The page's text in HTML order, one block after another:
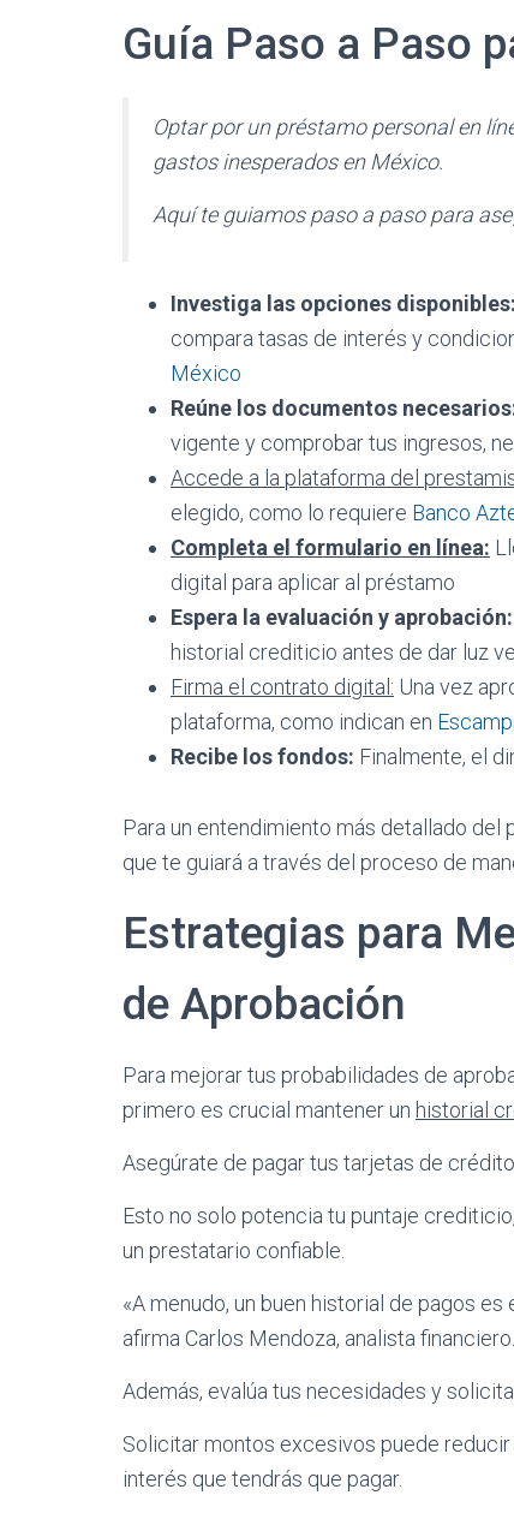
Guía Paso a Paso
Optar por un préstamo personal en
gastos inesperados en México.
Aquí te guiamos paso a paso para
Investiga las opciones disponibles:
compara tasas de interés y
México
Reúne los documentos
vigente y comprobar tus ingresos,
Accede a la plataforma del
elegido, como lo requiere Banco
Completa el formulario en línea:
digital para aplicar al préstamo
Espera la evaluación y aprobación:
historial crediticio antes de dar luz
Firma el contrato digital: Una vez
plataforma, como indican en
Recibe los fondos: Finalmente, el
Para un entendimiento más detallado
que te guiará a través del proceso de
Estrategias para
de Aprobación
Para mejorar tus probabilidades de
primero es crucial mantener un historial
Asegúrate de pagar tus tarjetas de
Esto no solo potencia tu puntaje
un prestatario confiable.
«A menudo, un buen historial de pagos
afirma Carlos Mendoza, analista financiero.
Además, evalúa tus necesidades y
Solicitar montos excesivos puede
interés que tendrás que pagar.